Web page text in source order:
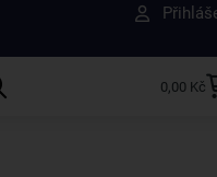
0,00 Kč